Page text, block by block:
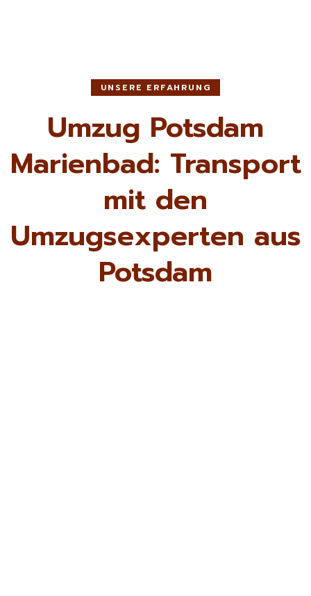
UNSERE ERFAHRUNG
Umzug Potsdam
Marienbad: Transport
mit den
Umzugsexperten aus
Potsdam